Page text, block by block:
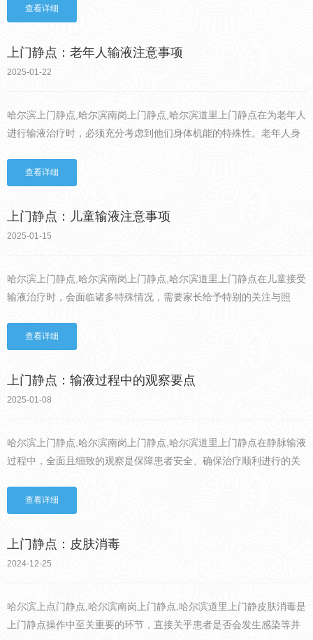
之间，无法通过肉眼直接观察到的微小颗粒。这些微粒...
查看详细
上门静点：老年人输液注意事项
2025-01-22
哈尔滨上门静点,哈尔滨南岗上门静点,哈尔滨道里上门静点在为老年人
进行输液治疗时，必须充分考虑到他们身体机能的特殊性。老年人身
更精细的护理，尤其是对输液速度和输液量的严格控制。随着年...
查看详细
上门静点：儿童输液注意事项
2025-01-15
哈尔滨上门静点,哈尔滨南岗上门静点,哈尔滨道里上门静点在儿童接受
输液治疗时，会面临诸多特殊情况，需要家长给予特别的关注与照
因。医院陌生的环境、刺鼻的消毒水味，都会让孩子感到恐惧和不
安...
查看详细
上门静点：输液过程中的观察要点
2025-01-08
哈尔滨上门静点,哈尔滨南岗上门静点,哈尔滨道里上门静点在静脉输液
过程中，全面且细致的观察是保障患者安全、确保治疗顺利进行的关
采取有效的应对措施。观察患者的面色、表情以及生命体征，能...
查看详细
上门静点：皮肤消毒
2024-12-25
哈尔滨上点门静点,哈尔滨南岗上门静点,哈尔滨道里上门静皮肤消毒是
上门静点操作中至关重要的环节，直接关乎患者是否会发生感染等并